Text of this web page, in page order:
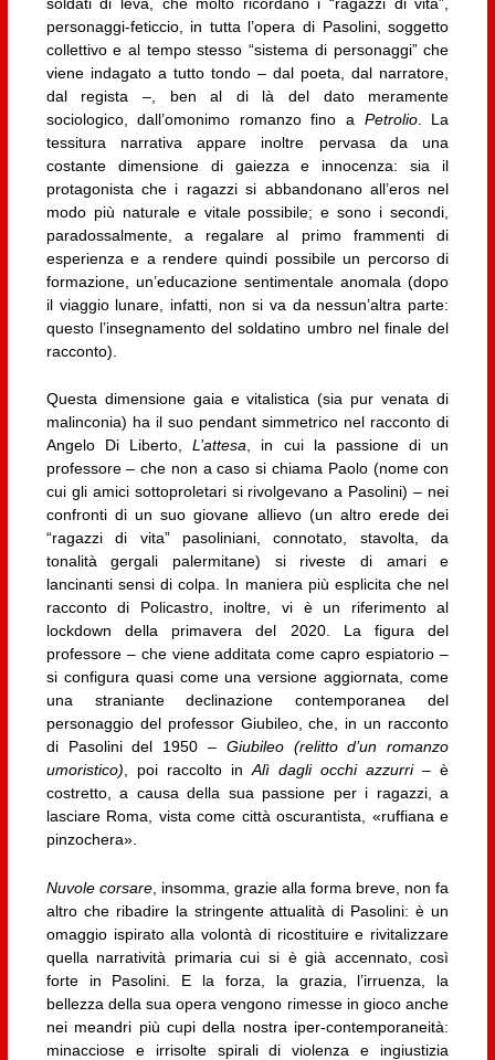
personaggi-feticcio, in tutta l’opera di Pasolini, soggetto
collettivo e al tempo stesso “sistema di personaggi” che
viene indagato a tutto tondo – dal poeta, dal narratore,
dal regista –, ben al di là del dato meramente
sociologico, dall’omonimo romanzo fino a Petrolio. La
tessitura narrativa appare inoltre pervasa da una
costante dimensione di gaiezza e innocenza: sia il
protagonista che i ragazzi si abbandonano all’eros nel
modo più naturale e vitale possibile; e sono i secondi,
paradossalmente, a regalare al primo frammenti di
esperienza e a rendere quindi possibile un percorso di
formazione, un’educazione sentimentale anomala (dopo
il viaggio lunare, infatti, non si va da nessun’altra parte:
questo l’insegnamento del soldatino umbro nel finale del
racconto).
Questa dimensione gaia e vitalistica (sia pur venata di
malinconia) ha il suo pendant simmetrico nel racconto di
Angelo Di Liberto,L’attesa , in cui la passione di un
professore – che non a caso si chiama Paolo (nome con
cui gli amici sottoproletari si rivolgevano a Pasolini) – nei
confronti di un suo giovane allievo (un altro erede dei
“ragazzi di vita” pasoliniani, connotato, stavolta, da
tonalità gergali palermitane) si riveste di amari e
lancinanti sensi di colpa. In maniera più esplicita che nel
racconto di Policastro, inoltre, vi è un riferimento al
lockdown della primavera del 2020. La figura del
professore – che viene additata come capro espiatorio –
si configura quasi come una versione aggiornata, come
una straniante declinazione contemporanea del
personaggio del professor Giubileo, che, in un racconto
di Pasolini del 1950 – Giubileo (relitto d’un romanzo
umoristico) , poi raccolto in Alì dagli occhi azzurri– è
costretto, a causa della sua passione per i ragazzi, a
lasciare Roma, vista come città oscurantista, «ruffiana e
pinzochera».
Nuvole corsare, insomma, grazie alla forma breve, non fa
altro che ribadire la stringente attualità di Pasolini: è un
omaggio ispirato alla volontà di ricostituire e rivitalizzare
quella narratività primaria cui si è già accennato, così
forte in Pasolini. E la forza, la grazia, l’irruenza, la
bellezza della sua opera vengono rimesse in gioco anche
nei meandri più cupi della nostra iper-contemporaneità:
minacciose e irrisolte spirali di violenza e ingiustizia